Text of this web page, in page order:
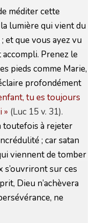
méditer cette
lumière qui vient du
et que vous ayez vu
Prenez le
pieds comme Marie,
profondément
tu es toujours
» (Luc 15 v. 31).
toutefois à rejeter
; car satan
viennent de tomber
sur ces
Dieu n’achèvera
ne